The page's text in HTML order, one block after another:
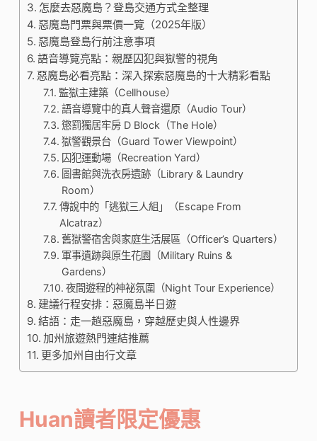
怎麼去惡魔島？登島交通方式全整理
惡魔島門票與票價一覽（2025年版）
惡魔島登島行前注意事項
語音導覽亮點：親歷囚犯與獄警的視角
惡魔島必看亮點：深入探索惡魔島的十大精彩看點
監獄主建築（Cellhouse）
語音導覽中的真人聲音還原（Audio Tour）
懲罰獨居牢房 D Block（The Hole）
獄警觀景台（Guard Tower Viewpoint）
囚犯運動場（Recreation Yard）
圖書館與洗衣房遺跡（Library & Laundry
Room）
傳說中的「逃獄三人組」（Escape From
Alcatraz）
舊獄警宿舍與家庭生活展區（Officer’s Quarters）
軍事遺跡與原生花園（Military Ruins &
Gardens）
夜間遊程的神祕氛圍（Night Tour Experience）
建議行程安排：惡魔島半日遊
結語：走一趟惡魔島，穿越歷史與人性邊界
加州旅遊熱門連結推薦
更多加州自由行文章
Huan讀者限定優惠